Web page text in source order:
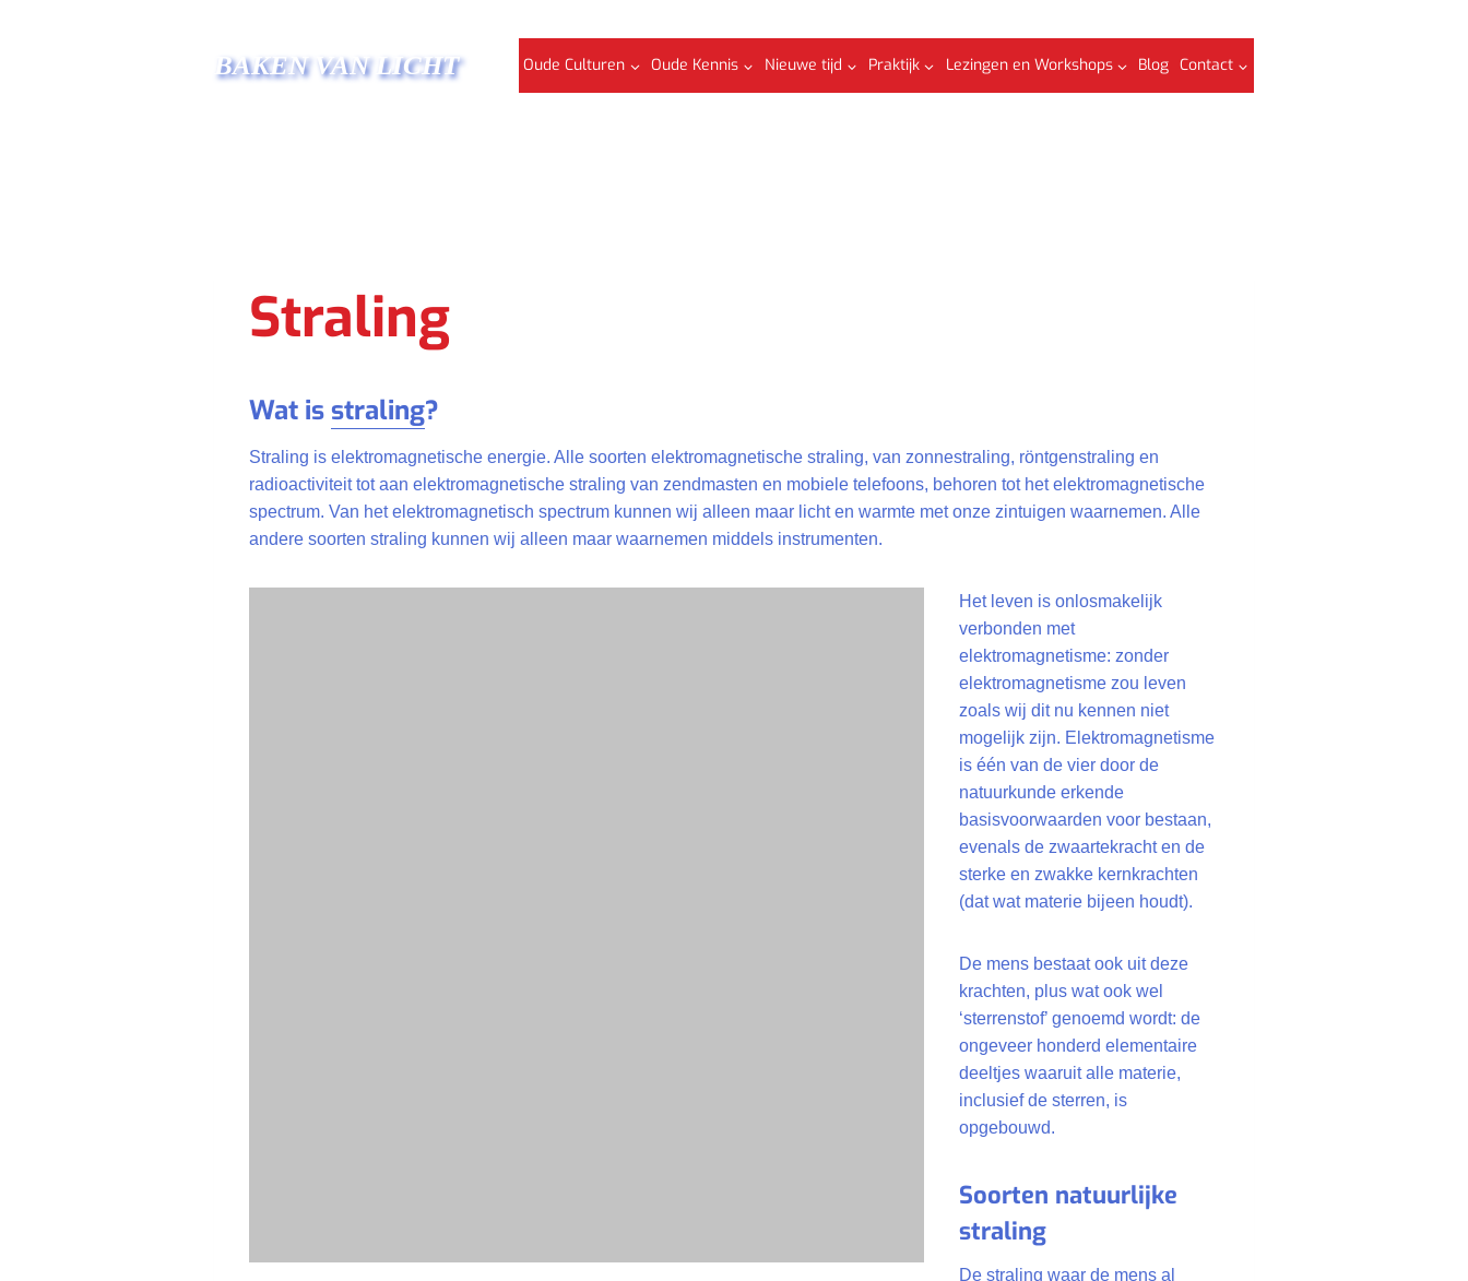
BAKEN VAN LICHT Oude Culturen Oude Kennis Nieuwe tijd Praktijk Lezingen en Workshops Blog Contact
Straling
Wat isstraling?
Straling is elektromagnetische energie. Alle soorten elektromagnetische straling, van zonnestraling, röntgenstraling en
radioactiviteit tot aan elektromagnetische straling van zendmasten en mobiele telefoons, behoren tot het elektromagnetische
spectrum. Van het elektromagnetisch spectrum kunnen wij alleen maar licht en warmte met onze zintuigen waarnemen. Alle
andere soorten straling kunnen wij alleen maar waarnemen middels instrumenten.
Het leven is onlosmakelijk
verbonden met
elektromagnetisme: zonder
elektromagnetisme zou leven
zoals wij dit nu kennen niet
mogelijk zijn. Elektromagnetisme
is één van de vier door de
natuurkunde erkende
basisvoorwaarden voor bestaan,
evenals de zwaartekracht en de
sterke en zwakke kernkrachten
(dat wat materie bijeen houdt).
De mens bestaat ook uit deze
krachten, plus wat ook wel
‘sterrenstof’ genoemd wordt: de
ongeveer honderd elementaire
deeltjes waaruit alle materie,
inclusief de sterren, is
opgebouwd.
Soorten natuurlijke
straling
De straling waar de mens al